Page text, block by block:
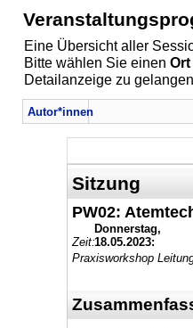
Eine Übersicht aller
Bitte wählen Sie einen Ort
Detailanzeige zu
Autor*innen
Sitzung
PW02:
Zeit:
Donnerstag,
18.05.2023:
Praxisworkshop